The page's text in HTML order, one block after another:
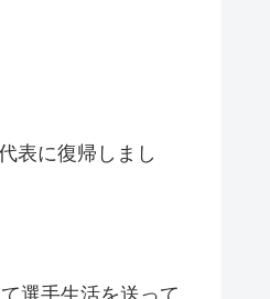
表に復帰しまし